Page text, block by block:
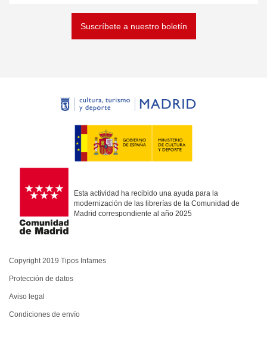
Suscríbete a nuestro boletín
Esta actividad ha recibido una ayuda para la
modernización de las librerías de la Comunidad de
Madrid correspondiente al año 2025
Copyright 2019 Tipos Infames
Protección de datos
Aviso legal
Condiciones de envío